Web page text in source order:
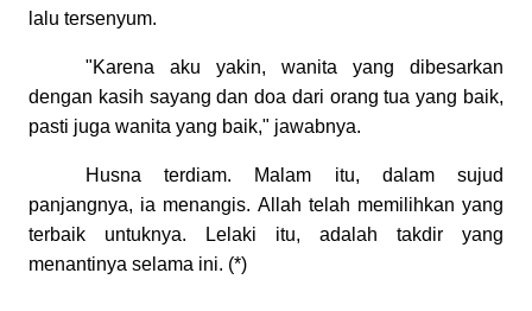
lalu tersenyum.
"Karena aku yakin, wanita yang dibesarkan
dengan kasih sayang dan doa dari orang tua yang baik,
pasti juga wanita yang baik," jawabnya.
Husna terdiam. Malam itu, dalam sujud
panjangnya, ia menangis. Allah telah memilihkan yang
terbaik untuknya. Lelaki itu, adalah takdir yang
menantinya selama ini. (*)